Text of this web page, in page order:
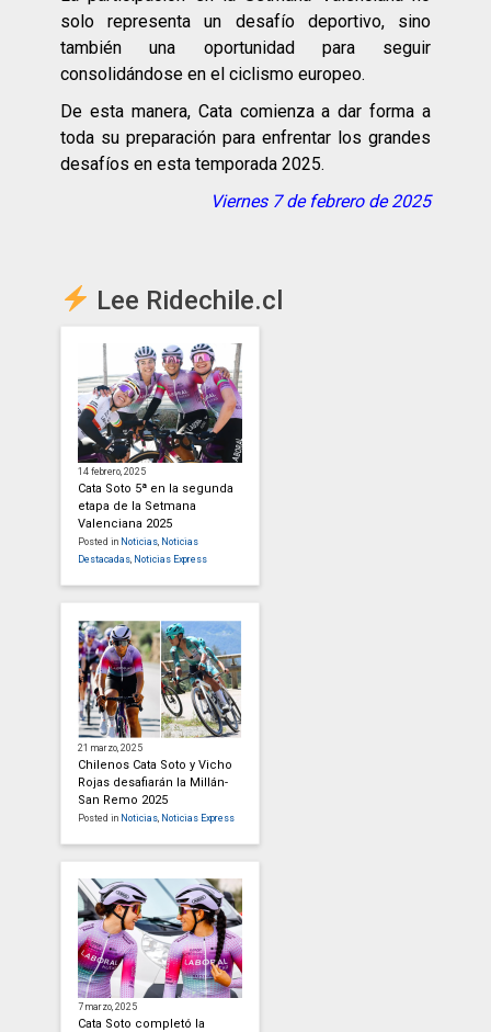
solo representa un desafío deportivo, sino
también una oportunidad para seguir
consolidándose en el ciclismo europeo.
De esta manera, Cata comienza a dar forma a
toda su preparación para enfrentar los grandes
desafíos en esta temporada 2025.
Viernes 7 de febrero de 2025
Lee Ridechile.cl
14 febrero, 2025
Cata Soto 5ª en la segunda
etapa de la Setmana
Valenciana 2025
Posted in Noticias Noticias
Destacadas Noticias Express
21 marzo, 2025
Chilenos Cata Soto y Vicho
Rojas desafiarán la Millán-
San Remo 2025
Posted in Noticias Noticias Express
7 marzo, 2025
Cata Soto completó la